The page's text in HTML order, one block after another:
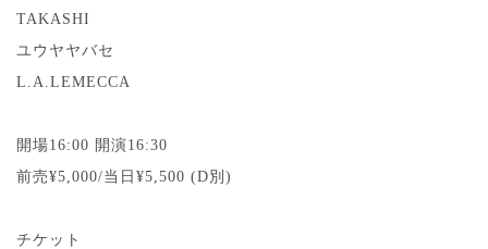
TAKASHI
ユウヤヤバセ
L.A.LEMECCA
開場16:00 開演16:30
前売¥5,000/当日¥5,500 (D別)
チケット